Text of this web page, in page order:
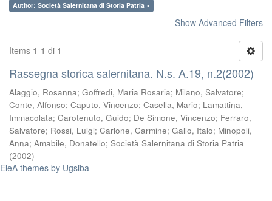
Author: Società Salernitana di Storia Patria ×
Show Advanced Filters
Items 1-1 di 1
Rassegna storica salernitana. N.s. A.19, n.2(2002)
Alaggio, Rosanna; Goffredi, Maria Rosaria; Milano, Salvatore;
Conte, Alfonso; Caputo, Vincenzo; Casella, Mario; Lamattina,
Immacolata; Carotenuto, Guido; De Simone, Vincenzo; Ferraro,
Salvatore; Rossi, Luigi; Carlone, Carmine; Gallo, Italo; Minopoli,
Anna; Amabile, Donatello; Società Salernitana di Storia Patria
(2002)
EleA themes by Ugsiba